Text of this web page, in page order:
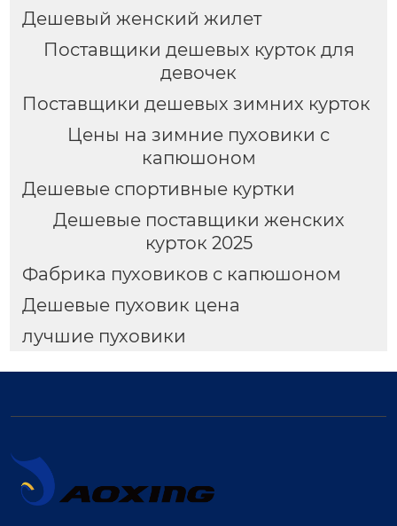
Дешевый женский жилет
Поставщики дешевых курток для
девочек
Поставщики дешевых зимних курток
Цены на зимние пуховики с
капюшоном
Дешевые спортивные куртки
Дешевые поставщики женских
курток 2025
Фабрика пуховиков с капюшоном
Дешевые пуховик цена
лучшие пуховики